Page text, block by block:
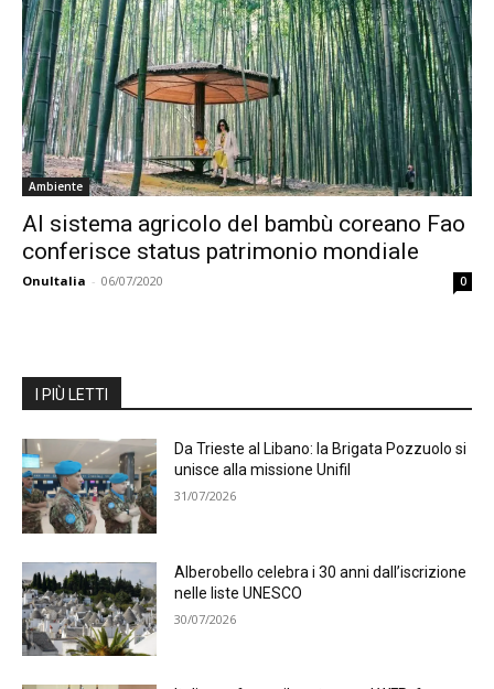
Ambiente
Al sistema agricolo del bambù coreano Fao
conferisce status patrimonio mondiale
OnuItalia - 06/07/2020 0
I PIÙ LETTI
Da Trieste al Libano: la Brigata Pozzuolo si
unisce alla missione Unifil
31/07/2026
Alberobello celebra i 30 anni dall’iscrizione
nelle liste UNESCO
30/07/2026